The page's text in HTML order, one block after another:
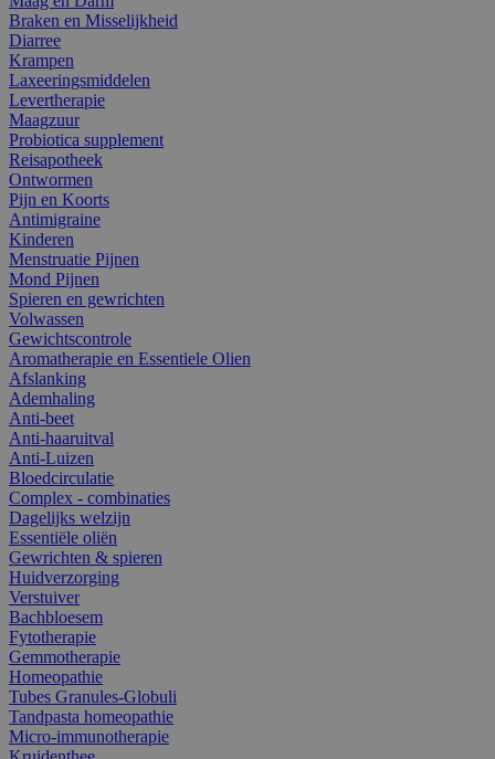
Braken en Misselijkheid
Diarree
Krampen
Laxeeringsmiddelen
Levertherapie
Maagzuur
Probiotica supplement
Reisapotheek
Ontwormen
Pijn en Koorts
Antimigraine
Kinderen
Menstruatie Pijnen
Mond Pijnen
Spieren en gewrichten
Volwassen
Gewichtscontrole
Aromatherapie en Essentiele Olien
Afslanking
Ademhaling
Anti-beet
Anti-haaruitval
Anti-Luizen
Bloedcirculatie
Complex - combinaties
Dagelijks welzijn
Essentiële oliën
Gewrichten & spieren
Huidverzorging
Verstuiver
Bachbloesem
Fytotherapie
Gemmotherapie
Homeopathie
Tubes Granules-Globuli
Tandpasta homeopathie
Micro-immunotherapie